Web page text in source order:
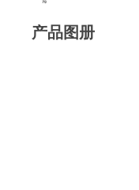
产品图册